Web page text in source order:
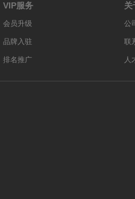
VIP服务
会员升级
品牌入驻
排名推广
关
公
联
人